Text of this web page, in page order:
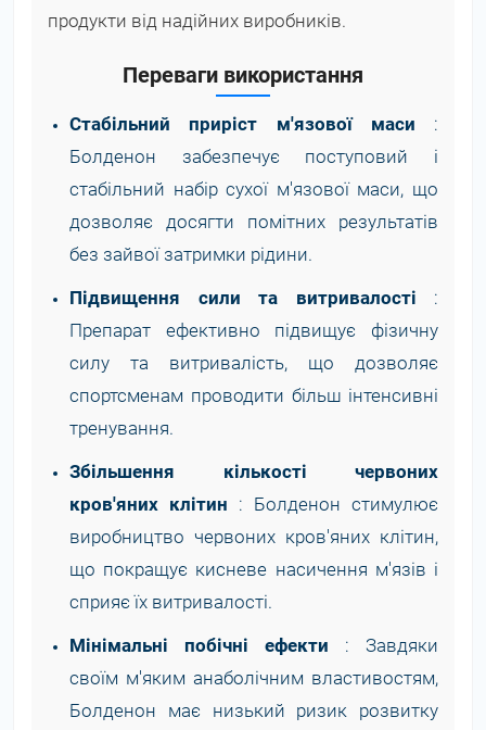
продукти від надійних виробників.
Переваги використання
Стабільний приріст м'язової маси :
Болденон забезпечує поступовий і
стабільний набір сухої м'язової маси, що
дозволяє досягти помітних результатів
без зайвої затримки рідини.
Підвищення сили та витривалості :
Препарат ефективно підвищує фізичну
силу та витривалість, що дозволяє
спортсменам проводити більш інтенсивні
тренування.
Збільшення кількості червоних
кров'яних клітин : Болденон стимулює
виробництво червоних кров'яних клітин,
що покращує кисневе насичення м'язів і
сприяє їх витривалості.
Мінімальні побічні ефекти : Завдяки
своїм м'яким анаболічним властивостям,
Болденон має низький ризик розвитку